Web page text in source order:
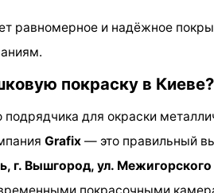
равномерное и надёжное
покраску в Киеве?
для окраски
Grafix — это правильный
г. Вышгород, ул.